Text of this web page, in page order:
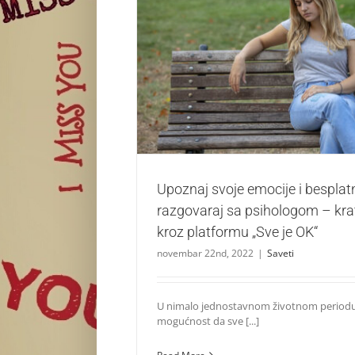
Upoznaj svoje emocije i besplatno
psihologom – kratak vodič kroz
Saveti
Upoznaj svoje emocije i
razgovaraj sa psihologom –
kroz platformu „Sve je OK“
novembar 22nd, 2022 | Saveti
U nimalo jednostavnom životnom
mogućnost da sve [...]